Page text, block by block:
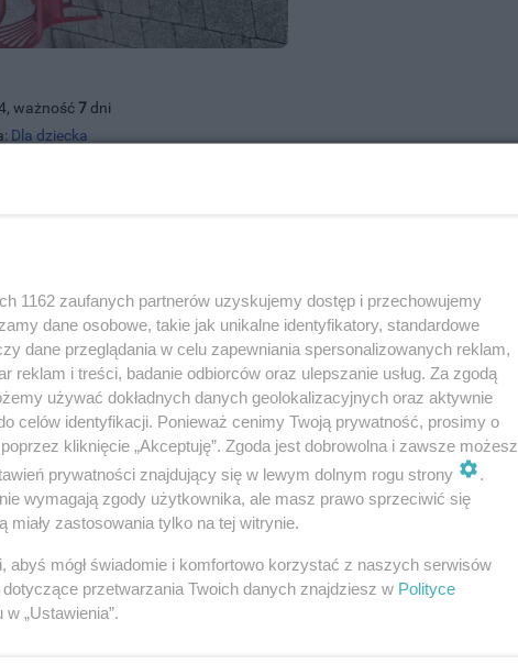
ważność7dni
Dla dziecka
strona 1 z1
1162 zaufanych partnerów uzyskujemy dostęp i przechowujemy
dane osobowe, takie jak unikalne identyfikatory, standardowe
dane przeglądania w celu zapewniania spersonalizowanych reklam,
reklam i treści, badanie odbiorców oraz ulepszanie usług. Za zgodą
używać dokładnych danych geolokalizacyjnych oraz aktywnie
celów identyfikacji. Ponieważ cenimy Twoją prywatność, prosimy o
kliknięcie „Akceptuję”. Zgoda jest dobrowolna i zawsze możesz
prywatności znajdujący się w lewym dolnym rogu strony
wymagają zgody użytkownika, ale masz prawo sprzeciwić się
zastosowania tylko na tej witrynie.
abyś mógł świadomie i komfortowo korzystać z naszych serwisów
przetwarzania Twoich danych znajdziesz w Polityce
„Ustawienia”.